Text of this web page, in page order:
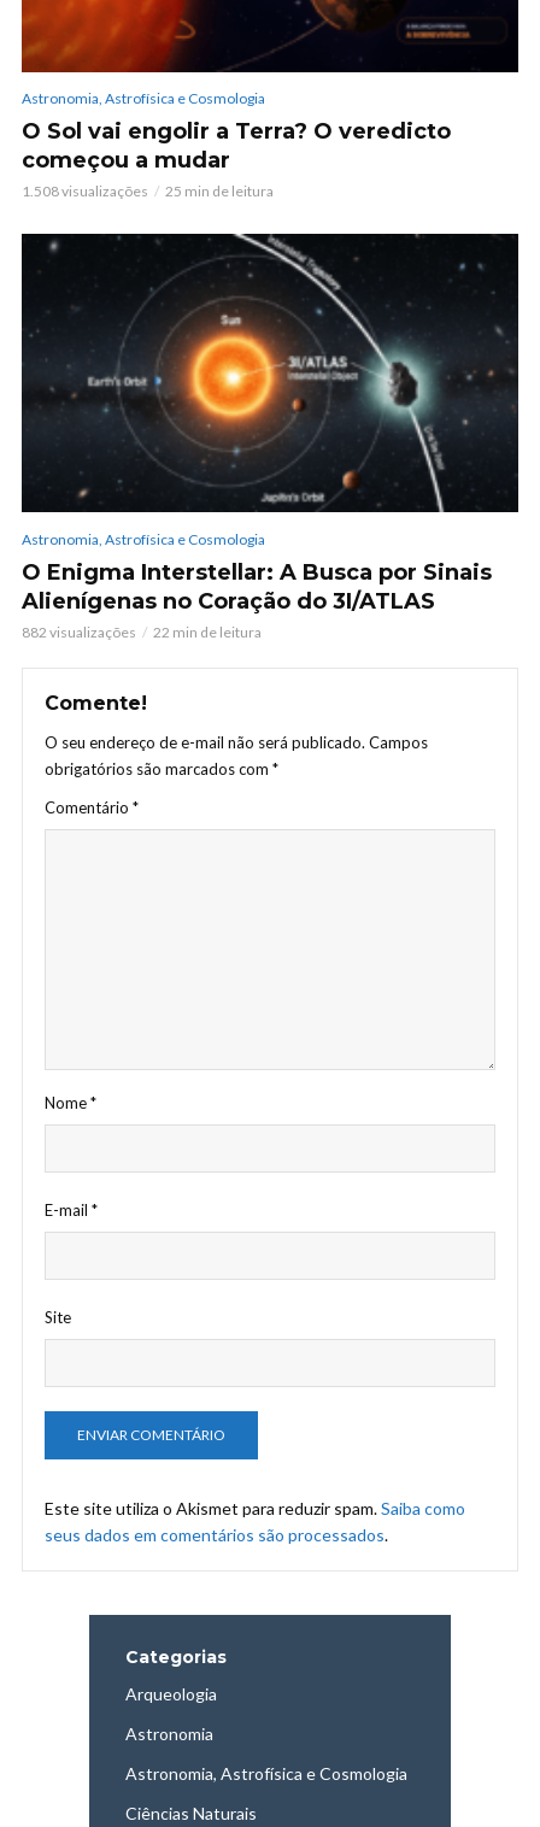
Astronomia, Astrofísica e Cosmologia
O Sol vai engolir a Terra? O veredicto
começou a mudar
1.508 visualizações 25 min de leitura
Astronomia, Astrofísica e Cosmologia
O Enigma Interstellar: A Busca por Sinais
Alienígenas no Coração do 3I/ATLAS
882 visualizações 22 min de leitura
Comente!
O seu endereço de e-mail não será publicado. Campos
obrigatórios são marcados com *
Comentário *
Nome*
E-mail *
Site
Este site utiliza o Akismet para reduzir spam.Saiba como
seus dados em comentários são processados.
Categorias
Arqueologia
Astronomia
Astronomia, Astrofísica e Cosmologia
Ciências Naturais